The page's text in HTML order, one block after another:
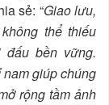
sẻ: “Giao lưu,
thể thiếu
đấu bền vững.
giúp chúng
rộng tầm ảnh